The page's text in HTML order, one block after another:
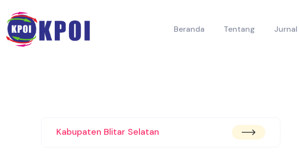
Beranda Tentang Jurnal
Kabupaten Blitar Selatan